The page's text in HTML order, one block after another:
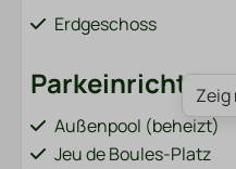
Erdgeschoss
Außenpool (beheizt)
Jeu de Boules-Platz
Zeig